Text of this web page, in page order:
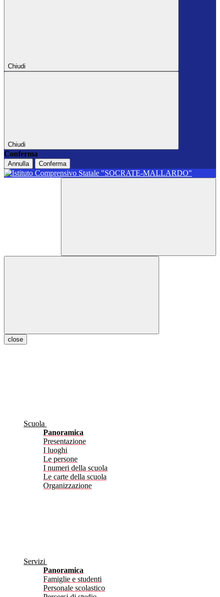
Chiudi
Chiudi
Conferma
Annulla Conferma
close
Scuola
Panoramica
Presentazione
I luoghi
Le persone
I numeri della scuola
Le carte della scuola
Organizzazione
Servizi
Panoramica
Famiglie e studenti
Personale scolastico